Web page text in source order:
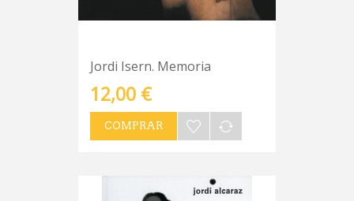
Jordi Isern. Memoria
12,00 €
COMPRAR